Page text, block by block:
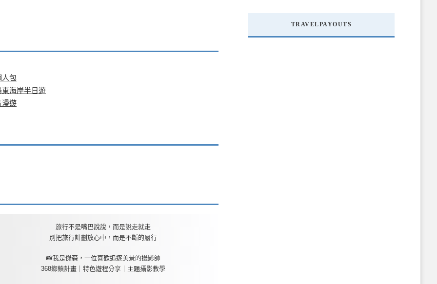
人包
海岸半日遊
漫遊
旅行不是嘴巴說說，而是說走就走
別把旅行計劃放心中，而是不斷的履行
📸我是傑森，一位喜歡追逐美景的攝影師
368鄉鎮計畫｜特色遊程分享｜主題攝影教學
TRAVELPAYOUTS